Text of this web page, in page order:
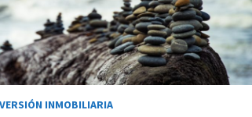
INMOBILIARIA